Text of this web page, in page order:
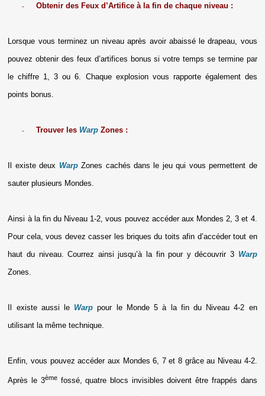
- Obtenir des Feux d’Artifice à la fin de chaque niveau :
Lorsque vous terminez un niveau après avoir abaissé le drapeau, vous
pouvez obtenir des feux d’artifices bonus si votre temps se termine par
le chiffre 1, 3 ou 6. Chaque explosion vous rapporte également des
points bonus.
- Trouver les Warp Zones :
Il existe deux WarpZones cachés dans le jeu qui vous permettent de
sauter plusieurs Mondes.
Ainsi à la fin du Niveau 1-2, vous pouvez accéder aux Mondes 2, 3 et 4.
Pour cela, vous devez casser les briques du toits afin d’accéder tout en
haut du niveau. Courrez ainsi jusqu’à la fin pour y découvrir 3 Warp
Zones.
Il existe aussi le Warp pour le Monde 5 à la fin du Niveau 4-2 en
utilisant la même technique.
Enfin, vous pouvez accéder aux Mondes 6, 7 et 8 grâce au Niveau 4-2.
Après le 3èmefossé, quatre blocs invisibles doivent être frappés dans